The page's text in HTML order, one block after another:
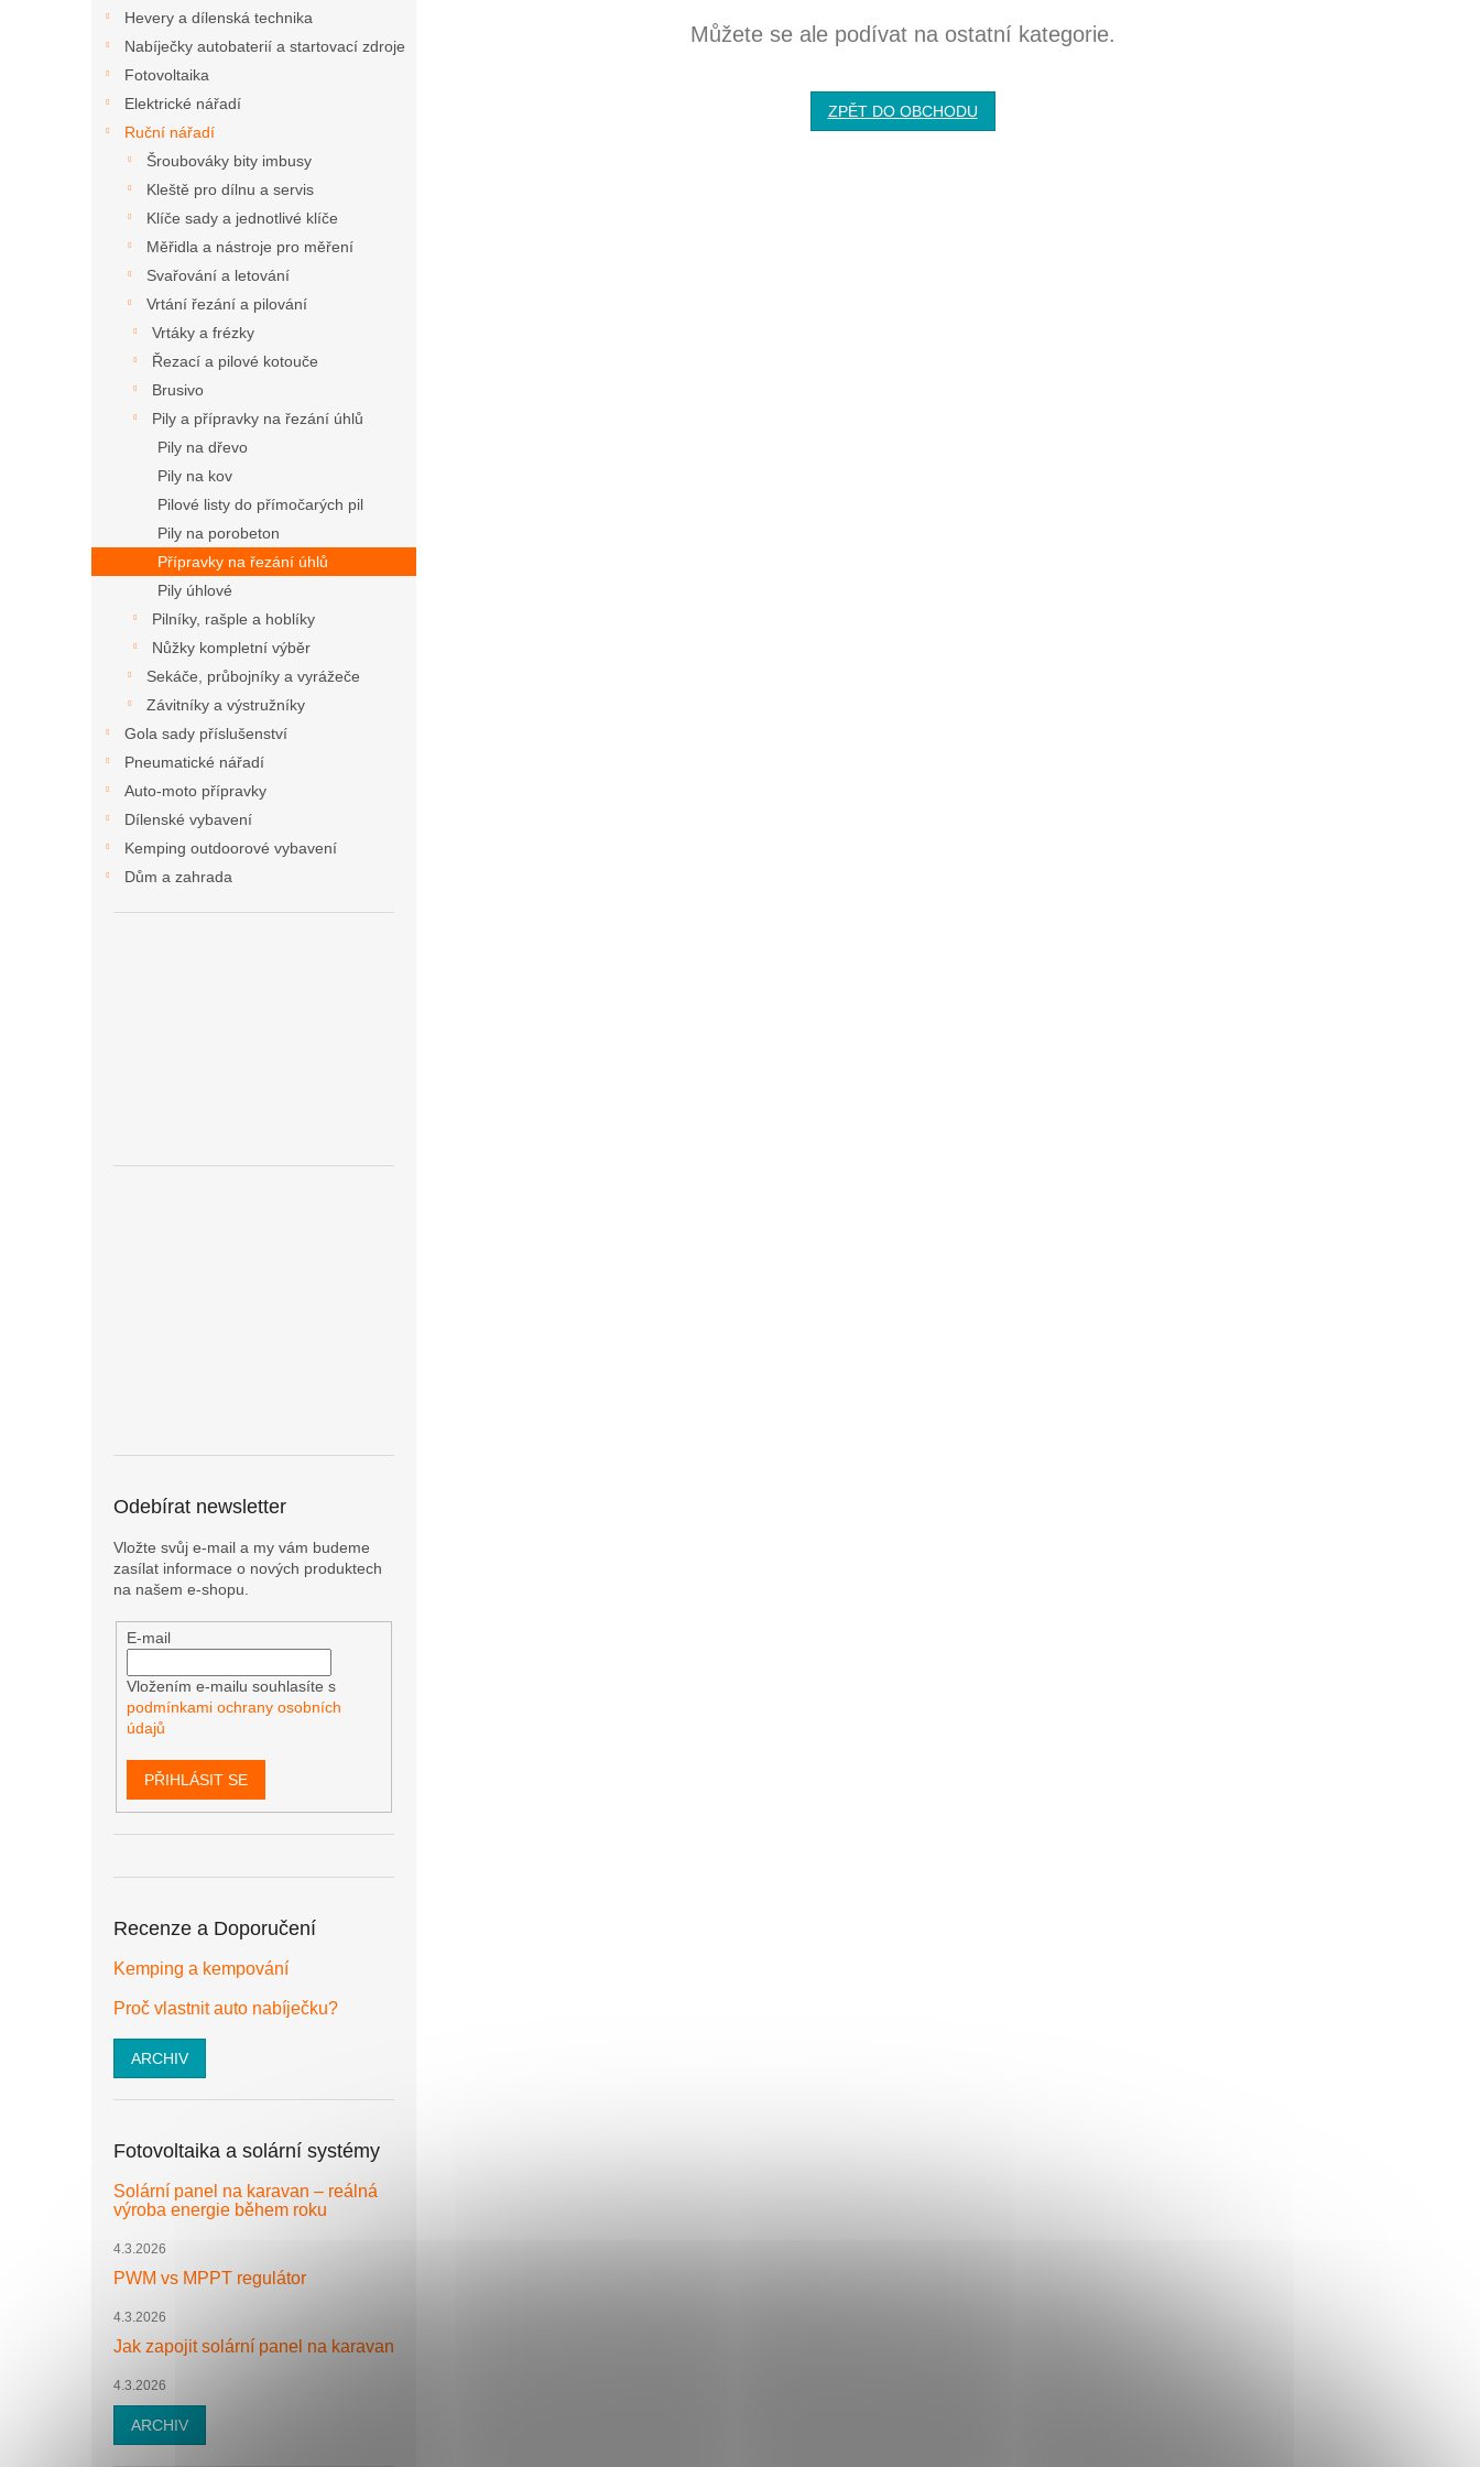
Hevery a dílenská technika
Nabíječky autobaterií a startovací zdroje
Fotovoltaika
Elektrické nářadí
Ruční nářadí
Šroubováky bity imbusy
Kleště pro dílnu a servis
Klíče sady a jednotlivé klíče
Měřidla a nástroje pro měření
Svařování a letování
Vrtání řezání a pilování
Vrtáky a frézky
Řezací a pilové kotouče
Brusivo
Pily a přípravky na řezání úhlů
Pily na dřevo
Pily na kov
Pilové listy do přímočarých pil
Pily na porobeton
Přípravky na řezání úhlů
Pily úhlové
Pilníky, rašple a hoblíky
Nůžky kompletní výběr
Sekáče, průbojníky a vyrážeče
Závitníky a výstružníky
Gola sady příslušenství
Pneumatické nářadí
Auto-moto přípravky
Dílenské vybavení
Kemping outdoorové vybavení
Dům a zahrada
Odebírat newsletter
Vložte svůj e-mail a my vám budeme
zasílat informace o nových produktech
na našem e-shopu.
E-mail
Vložením e-mailu souhlasíte s
podmínkami ochrany osobních
údajů
PŘIHLÁSIT SE
Recenze a Doporučení
Kemping a kempování
Proč vlastnit auto nabíječku?
ARCHIV
Fotovoltaika a solární systémy
Solární panel na karavan – reálná
výroba energie během roku
4.3.2026
PWM vs MPPT regulátor
4.3.2026
Jak zapojit solární panel na karavan
4.3.2026
ARCHIV
Můžete se ale podívat na ostatní kategorie.
ZPĚT DO OBCHODU